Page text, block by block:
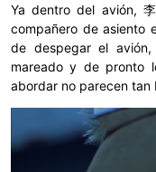
Ya dentro del avión,
compañero de asiento
de despegar el
mareado y de pronto
abordar no parecen tan